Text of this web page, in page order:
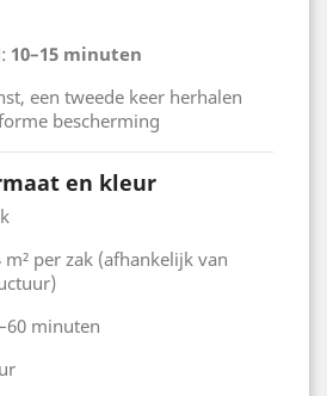
10–15 minuten
een tweede keer herhalen
bescherming
en kleur
m² per zak (afhankelijk van
minuten